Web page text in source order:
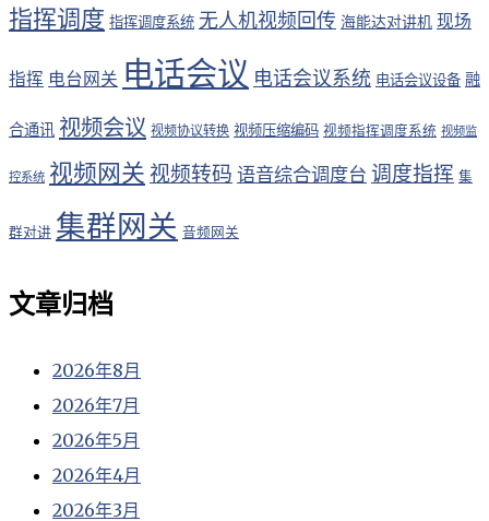
指挥调度 指挥调度系统 无人机视频回传 海能达对讲机 现场
指挥 电台网关 电话会议 电话会议系统 电话会议设备 融
合通讯 视频会议 视频协议转换 视频压缩编码 视频指挥调度系统 视频监
控系统 视频网关 视频转码 语音综合调度台 调度指挥 集
群对讲 集群网关 音频网关
文章归档
2026年8月
2026年7月
2026年5月
2026年4月
2026年3月